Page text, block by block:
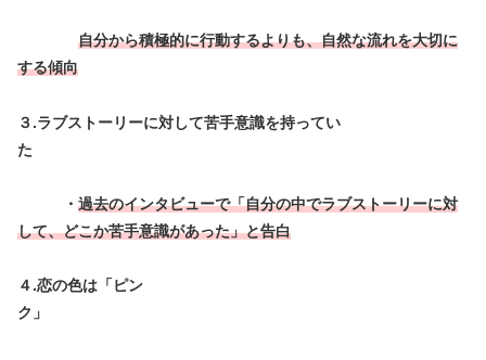
自分から積極的に行動するよりも、自然な流れを大切に
する傾向
３.ラブストーリーに対して苦手意識を持ってい
た
・ 過去のインタビューで「自分の中でラブストーリーに対
して、どこか苦手意識があった」と告白
４.恋の色は「ピン
ク」